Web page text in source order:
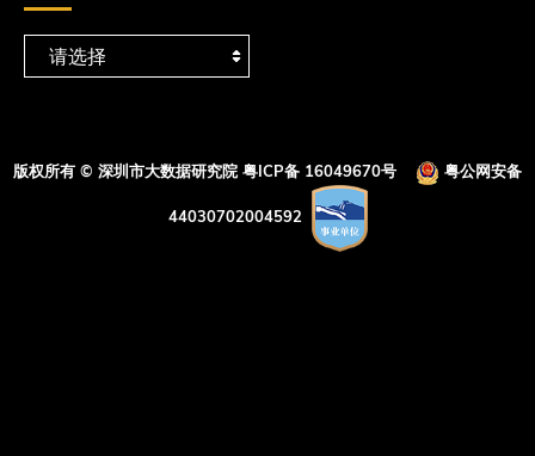
版权所有 © 深圳市大数据研究院 粤ICP备 16049670号 粤公网安备
44030702004592